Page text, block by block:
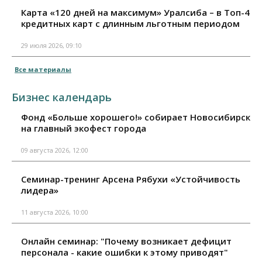
Карта «120 дней на максимум» Уралсиба – в Топ-4
кредитных карт с длинным льготным периодом
29 июля 2026, 09:10
Все материалы
Бизнес календарь
Фонд «Больше хорошего!» собирает Новосибирск
на главный экофест города
09 августа 2026, 12:00
Семинар-тренинг Арсена Рябухи «Устойчивость
лидера»
11 августа 2026, 10:00
Онлайн семинар: "Почему возникает дефицит
персонала - какие ошибки к этому приводят"